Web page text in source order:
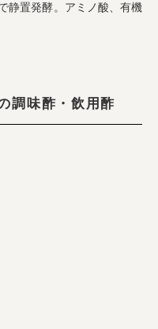
静置発酵。アミノ酸、有機
調味酢・飲用酢